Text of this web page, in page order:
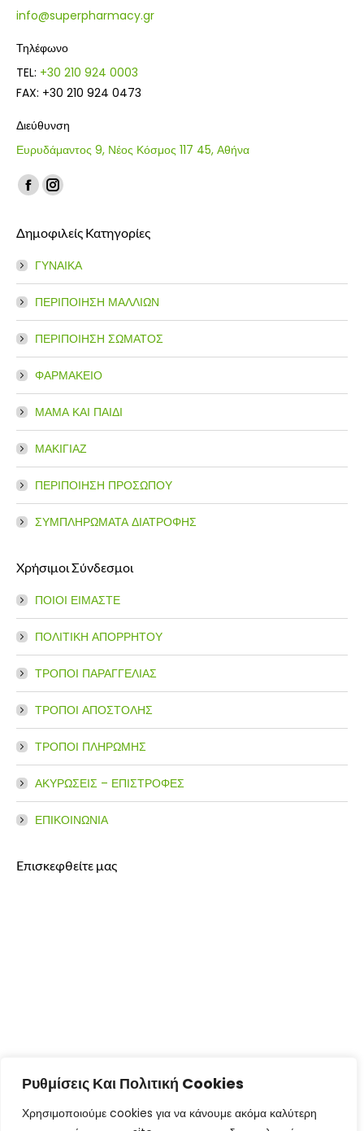
Ρυθμίσεις Και Πολιτική Cookies
Χρησιμοποιούμε cookies για να κάνουμε ακόμα καλύτερη
info@superpharmacy.gr
Τηλέφωνο
TEL: +30 210 924 0003
FAX: +30 210 924 0473
Διεύθυνση
Ευρυδάμαντος 9, Νέος Κόσμος 117 45, Αθήνα
Find us on:
Facebook
opens
in
window
Instagram
opens
in
window
Δημοφιλείς Κατηγορίες
ΓΥΝΑΙΚΑ
ΠΕΡΙΠΟΙΗΣΗ ΜΑΛΛΙΩΝ
ΠΕΡΙΠΟΙΗΣΗ ΣΩΜΑΤΟΣ
ΦΑΡΜΑΚΕΙΟ
ΜΑΜΑ ΚΑΙ ΠΑΙΔΙ
ΜΑΚΙΓΙΑΖ
ΠΕΡΙΠΟΙΗΣΗ ΠΡΟΣΩΠΟΥ
ΣΥΜΠΛΗΡΩΜΑΤΑ ΔΙΑΤΡΟΦΗΣ
Χρήσιμοι Σύνδεσμοι
ΠΟΙΟΙ ΕΙΜΑΣΤΕ
ΠΟΛΙΤΙΚΗ ΑΠΟΡΡΗΤΟΥ
ΤΡΟΠΟΙ ΠΑΡΑΓΓΕΛΙΑΣ
ΤΡΟΠΟΙ ΑΠΟΣΤΟΛΗΣ
ΤΡΟΠΟΙ ΠΛΗΡΩΜΗΣ
ΑΚΥΡΩΣΕΙΣ – ΕΠΙΣΤΡΟΦΕΣ
ΕΠΙΚΟΙΝΩΝΙΑ
Επισκεφθείτε μας